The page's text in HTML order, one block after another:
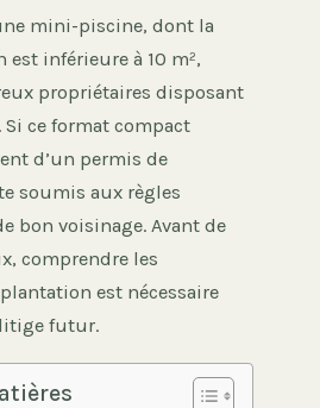
mini-piscine, dont la
est inférieure à 10 m²,
propriétaires disposant
ce format compact
d’un permis de
soumis aux règles
bon voisinage. Avant de
comprendre les
est nécessaire
futur.